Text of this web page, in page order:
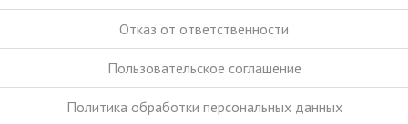
Отказ от ответственности
Пользовательское соглашение
Политика обработки персональных данных